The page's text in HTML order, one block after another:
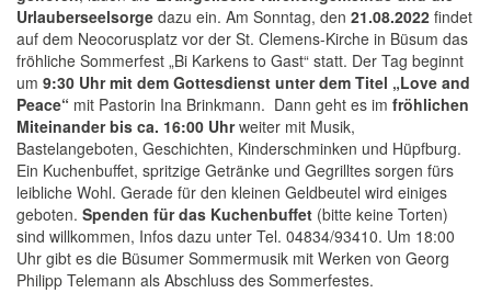
Urlauberseelsorge dazu ein. Am Sonntag, den 21.08.2022 findet
auf dem Neocorusplatz vor der St. Clemens-Kirche in Büsum das
fröhliche Sommerfest „Bi Karkens to Gast“ statt. Der Tag beginnt
um 9:30 Uhr mit dem Gottesdienst unter dem Titel „Love and
Peace“ mit Pastorin Ina Brinkmann. Dann geht es im fröhlichen
Miteinander bis ca. 16:00 Uhrweiter mit Musik,
Bastelangeboten, Geschichten, Kinderschminken und Hüpfburg.
Ein Kuchenbuffet, spritzige Getränke und Gegrilltes sorgen fürs
leibliche Wohl. Gerade für den kleinen Geldbeutel wird einiges
geboten. Spenden für das Kuchenbuffet (bitte keine Torten)
sind willkommen, Infos dazu unter Tel. 04834/93410. Um 18:00
Uhr gibt es die Büsumer Sommermusik mit Werken von Georg
Philipp Telemann als Abschluss des Sommerfestes.